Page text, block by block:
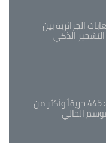
الجزائرية بين
الذكي
المدير العام للغابات: 445 حريقاً وأكثر من